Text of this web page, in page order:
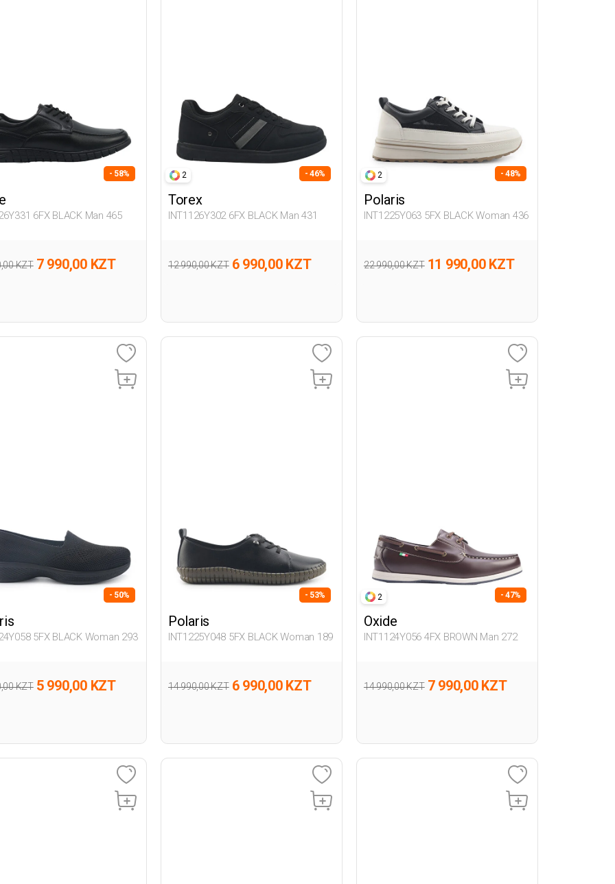
- 58%
6FX BLACK Man 465
KZT 7 990,00 KZT
2 - 46%
Torex
INT1126Y302 6FX BLACK Man 431
12 990,00 KZT 6 990,00 KZT
2 - 48%
Polaris
INT1225Y063 5FX BLACK Woman 436
22 990,00 KZT 11 990,00 KZT
- 50%
5FX BLACK Woman 293
KZT 5 990,00 KZT
- 53%
Polaris
INT1225Y048 5FX BLACK Woman 189
14 990,00 KZT 6 990,00 KZT
2 - 47%
Oxide
INT1124Y056 4FX BROWN Man 272
14 990,00 KZT 7 990,00 KZT